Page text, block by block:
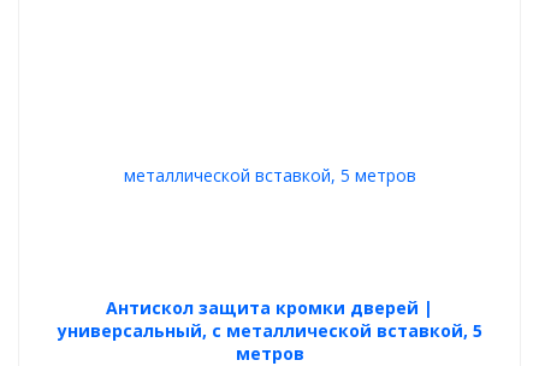
Антискол защита кромки дверей |
универсальный, с металлической вставкой, 5
метров